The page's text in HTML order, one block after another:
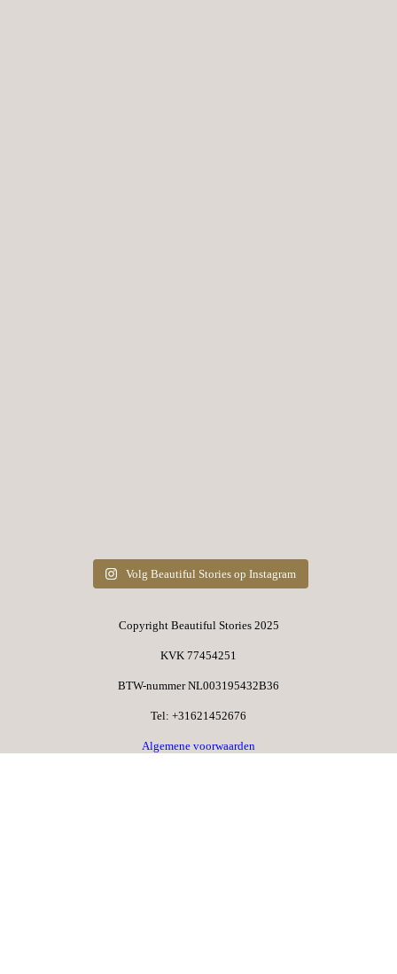
Volg Beautiful Stories op Instagram
Copyright Beautiful Stories 2025
KVK 77454251
BTW-nummer NL003195432B36​
Tel: +31621452676​
Algemene voorwaarden